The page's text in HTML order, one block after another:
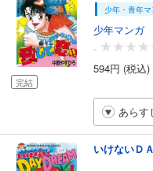
完結
少年・青年マ
少年マンガ
-
594円 (税込)
あらす
いけないＤ